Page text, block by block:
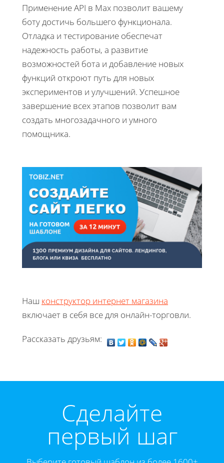
Применение API в Max позволит вашему
боту достичь большего функционала.
Отладка и тестирование обеспечат
надежность работы, а развитие
возможностей бота и добавление новых
функций откроют путь для новых
экспериментов и улучшений. Успешное
завершение всех этапов позволит вам
создать многозадачного и умного
помощника.
Наш конструктор интернет магазина
включает в себя все для онлайн-торговли.
Рассказать друзьям:
Cделайте
первый шаг